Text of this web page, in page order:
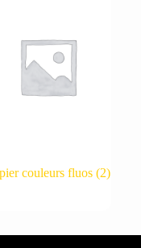
couleurs fluos (2)